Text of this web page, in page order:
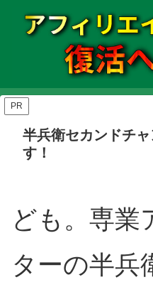
PR
半兵衛セカンドチ
す！
ども。専業
ターの半兵